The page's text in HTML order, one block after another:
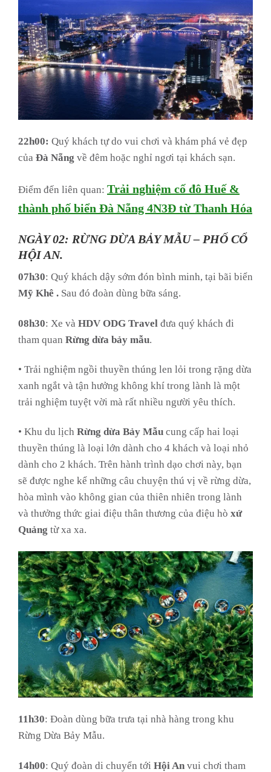
22h00: Quý khách tự do vui chơi và khám phá vẻ đẹp
của Đà Nẵng về đêm hoặc nghỉ ngơi tại khách sạn.
Điểm đến liên quan: Trải nghiệm cố đô Huế &
thành phố biển Đà Nẵng 4N3Đ từ Thanh Hóa
NGÀY 02: RỪNG DỪA BẢY MẪU – PHỐ CỔ
HỘI AN.
07h30: Quý khách dậy sớm đón bình minh, tại bãi biển
Mỹ Khê . Sau đó đoàn dùng bữa sáng.
08h30: Xe và HDV ODG Travel đưa quý khách đi
tham quan Rừng dừa bảy mẫu.
• Trải nghiệm ngồi thuyền thúng len lỏi trong rặng dừa
xanh ngắt và tận hưởng không khí trong lành là một
trải nghiệm tuyệt vời mà rất nhiều người yêu thích.
• Khu du lịch Rừng dừa Bảy Mẫu cung cấp hai loại
thuyền thúng là loại lớn dành cho 4 khách và loại nhỏ
dành cho 2 khách. Trên hành trình dạo chơi này, bạn
sẽ được nghe kể những câu chuyện thú vị về rừng dừa,
hòa mình vào không gian của thiên nhiên trong lành
và thưởng thức giai điệu thân thương của điệu hò xứ
Quảng từ xa xa.
11h30: Đoàn dùng bữa trưa tại nhà hàng trong khu
Rừng Dừa Bảy Mẫu.
14h00: Quý đoàn di chuyển tới Hội An vui chơi tham